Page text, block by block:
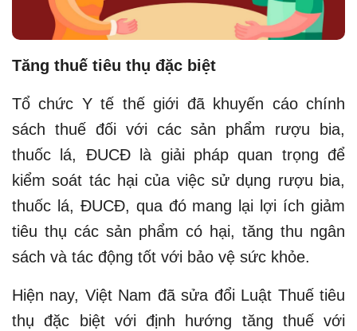
Tăng thuế tiêu thụ đặc biệt
Tổ chức Y tế thế giới đã khuyến cáo chính
sách thuế đối với các sản phẩm rượu bia,
thuốc lá, ĐUCĐ là giải pháp quan trọng để
kiểm soát tác hại của việc sử dụng rượu bia,
thuốc lá, ĐUCĐ, qua đó mang lại lợi ích giảm
tiêu thụ các sản phẩm có hại, tăng thu ngân
sách và tác động tốt với bảo vệ sức khỏe.
Hiện nay, Việt Nam đã sửa đổi Luật Thuế tiêu
thụ đặc biệt với định hướng tăng thuế với